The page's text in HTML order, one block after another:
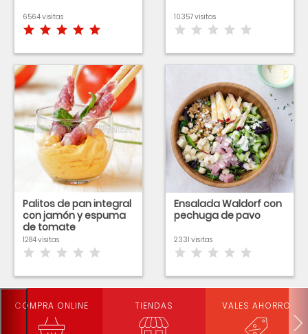
6564 visitas 10357 visitas
Palitos de pan integral
con jamón y espuma
de tomate
1284 visitas
Ensalada Waldorf con
pechuga de pavo
2331 visitas
COMPRA ONLINE TIENDAS VALES AHORRO